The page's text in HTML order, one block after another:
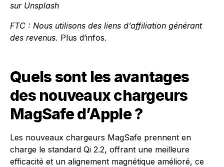
sur Unsplash
FTC : Nous utilisons des liens d’affiliation générant
des revenus. Plus d’infos.
Quels sont les avantages
des nouveaux chargeurs
MagSafe d’Apple ?
Les nouveaux chargeurs MagSafe prennent en
charge le standard Qi 2.2, offrant une meilleure
efficacité et un alignement magnétique amélioré, ce